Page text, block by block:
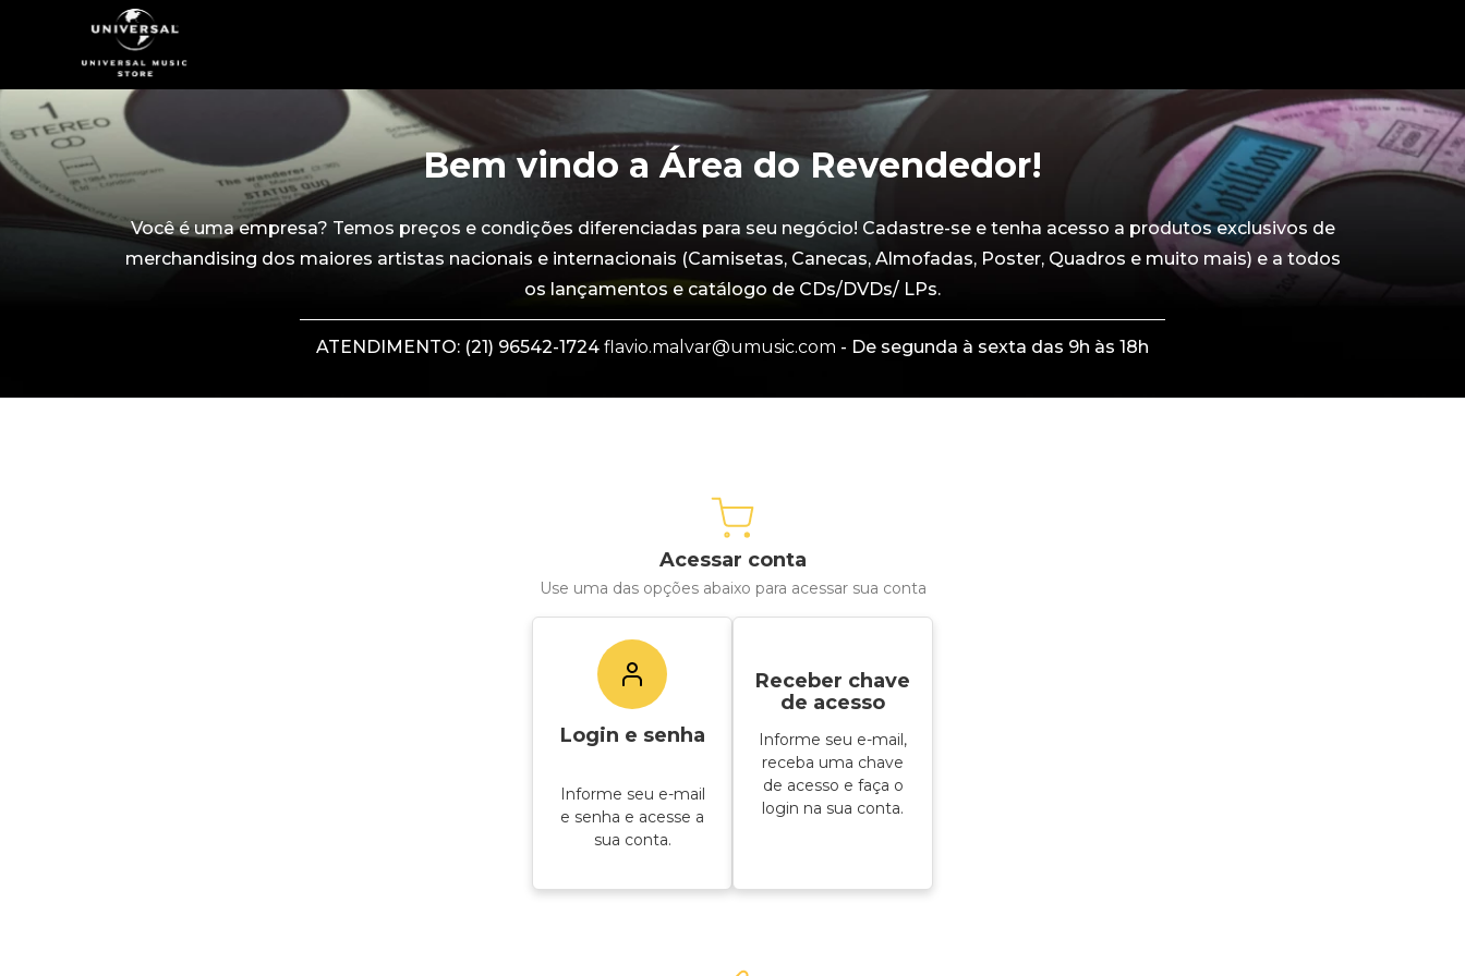
Bem vindo a Área do Revendedor!
Você é uma empresa? Temos preços e condições diferenciadas para seu negócio! Cadastre-se e tenha acesso a produtos exclusivos de
merchandising dos maiores artistas nacionais e internacionais (Camisetas, Canecas, Almofadas, Poster, Quadros e muito mais) e a todos
os lançamentos e catálogo de CDs/DVDs/ LPs.
ATENDIMENTO: (21) 96542-1724 flavio.malvar@umusic.com - De segunda à sexta das 9h às 18h
Acessar conta
Use uma das opções abaixo para acessar sua conta
Login e senha
Informe seu e-mail
e senha e acesse a
sua conta.
Receber chave
de acesso
Informe seu e-mail,
receba uma chave
de acesso e faça o
login na sua conta.